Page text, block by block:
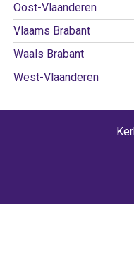
Oost-Vlaanderen
Vlaams Brabant
Waals Brabant
West-Vlaanderen